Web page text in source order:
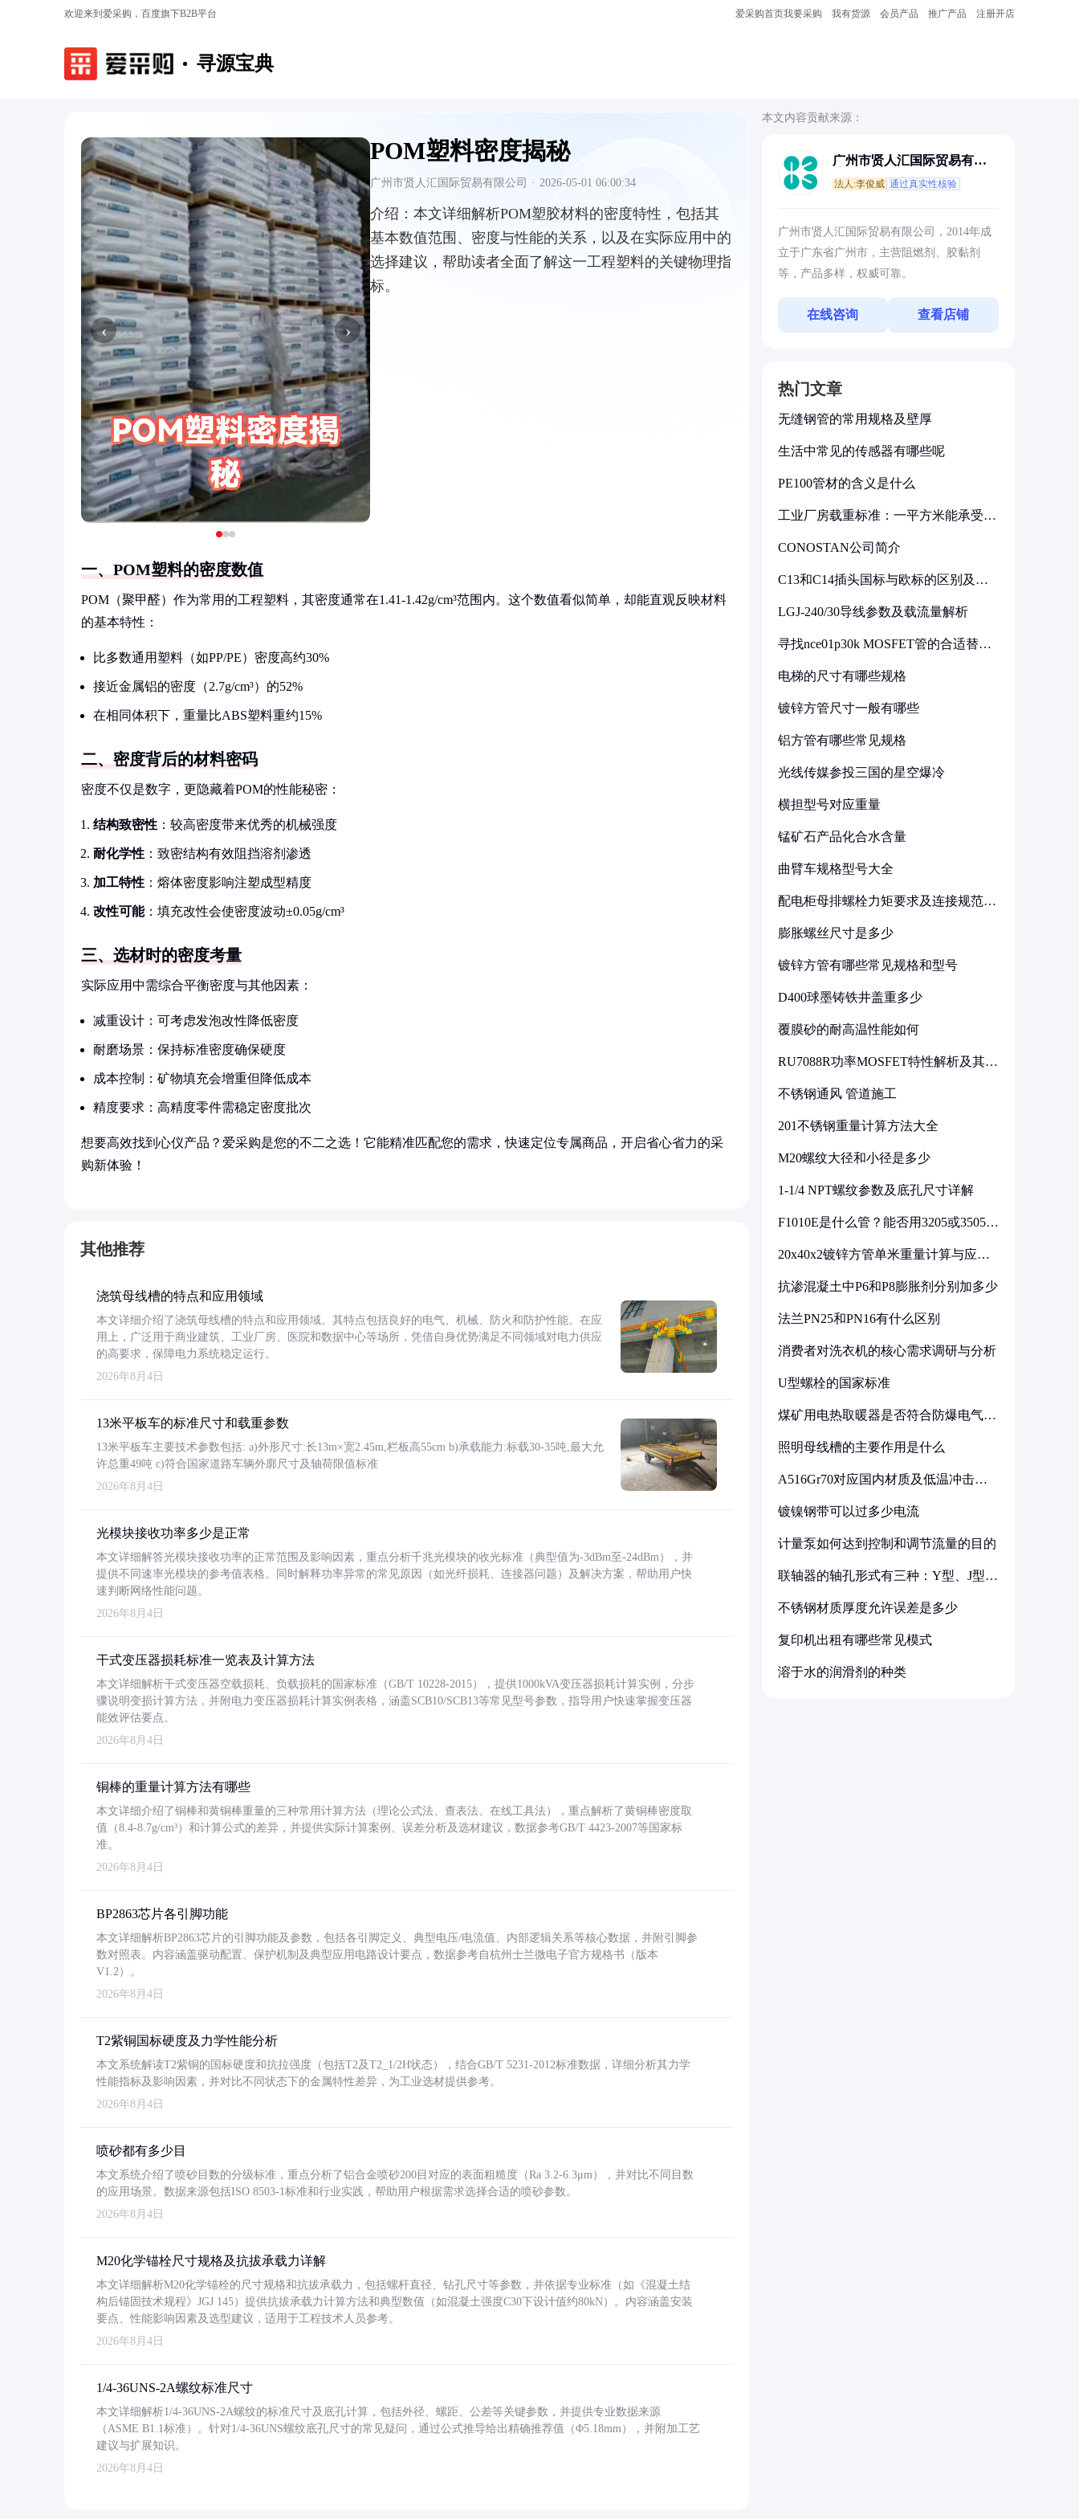
欢迎来到爱采购，百度旗下B2B平台 爱采购首页我要采购 我有货源 会员产品 推广产品 注册开店
寻源宝典
‹ ›
POM塑料密度揭秘
广州市贤人汇国际贸易有限公司 · 2026-05-01 06:00:34
介绍： 本文详细解析POM塑胶材料的密度特性，包括其
基本数值范围、密度与性能的关系，以及在实际应用中的
选择建议，帮助读者全面了解这一工程塑料的关键物理指
标。
一、POM塑料的密度数值
POM（聚甲醛）作为常用的工程塑料，其密度通常在1.41-1.42g/cm³范围内。这个数值看似简单，却能直观反映材料
的基本特性：
比多数通用塑料（如PP/PE）密度高约30%
接近金属铝的密度（2.7g/cm³）的52%
在相同体积下，重量比ABS塑料重约15%
二、密度背后的材料密码
密度不仅是数字，更隐藏着POM的性能秘密：
结构致密性 ：较高密度带来优秀的机械强度
耐化学性 ：致密结构有效阻挡溶剂渗透
加工特性 ：熔体密度影响注塑成型精度
改性可能：填充改性会使密度波动±0.05g/cm³
三、选材时的密度考量
实际应用中需综合平衡密度与其他因素：
减重设计：可考虑发泡改性降低密度
耐磨场景：保持标准密度确保硬度
成本控制：矿物填充会增重但降低成本
精度要求：高精度零件需稳定密度批次
想要高效找到心仪产品？爱采购是您的不二之选！它能精准匹配您的需求，快速定位专属商品，开启省心省力的采
购新体验！
其他推荐
浇筑母线槽的特点和应用领域
本文详细介绍了浇筑母线槽的特点和应用领域。其特点包括良好的电气、机械、防火和防护性能。在应
用上，广泛用于商业建筑、工业厂房、医院和数据中心等场所，凭借自身优势满足不同领域对电力供应
的高要求，保障电力系统稳定运行。
2026年8月4日
13米平板车的标准尺寸和载重参数
13米平板车主要技术参数包括: a)外形尺寸:长13m×宽2.45m,栏板高55cm b)承载能力:标载30-35吨,最大允
许总重49吨 c)符合国家道路车辆外廓尺寸及轴荷限值标准
2026年8月4日
光模块接收功率多少是正常
本文详细解答光模块接收功率的正常范围及影响因素，重点分析千兆光模块的收光标准（典型值为-3dBm至-24dBm），并
提供不同速率光模块的参考值表格。同时解释功率异常的常见原因（如光纤损耗、连接器问题）及解决方案，帮助用户快
速判断网络性能问题。
2026年8月4日
干式变压器损耗标准一览表及计算方法
本文详细解析干式变压器空载损耗、负载损耗的国家标准（GB/T 10228-2015），提供1000kVA变压器损耗计算实例，分步
骤说明变损计算方法，并附电力变压器损耗计算实例表格，涵盖SCB10/SCB13等常见型号参数，指导用户快速掌握变压器
能效评估要点。
2026年8月4日
铜棒的重量计算方法有哪些
本文详细介绍了铜棒和黄铜棒重量的三种常用计算方法（理论公式法、查表法、在线工具法），重点解析了黄铜棒密度取
值（8.4-8.7g/cm³）和计算公式的差异，并提供实际计算案例、误差分析及选材建议，数据参考GB/T 4423-2007等国家标
准。
2026年8月4日
BP2863芯片各引脚功能
本文详细解析BP2863芯片的引脚功能及参数，包括各引脚定义、典型电压/电流值、内部逻辑关系等核心数据，并附引脚参
数对照表。内容涵盖驱动配置、保护机制及典型应用电路设计要点，数据参考自杭州士兰微电子官方规格书（版本
V1.2）。
2026年8月4日
T2紫铜国标硬度及力学性能分析
本文系统解读T2紫铜的国标硬度和抗拉强度（包括T2及T2_1/2H状态），结合GB/T 5231-2012标准数据，详细分析其力学
性能指标及影响因素，并对比不同状态下的金属特性差异，为工业选材提供参考。
2026年8月4日
喷砂都有多少目
本文系统介绍了喷砂目数的分级标准，重点分析了铝合金喷砂200目对应的表面粗糙度（Ra 3.2-6.3μm），并对比不同目数
的应用场景。数据来源包括ISO 8503-1标准和行业实践，帮助用户根据需求选择合适的喷砂参数。
2026年8月4日
M20化学锚栓尺寸规格及抗拔承载力详解
本文详细解析M20化学锚栓的尺寸规格和抗拔承载力，包括螺杆直径、钻孔尺寸等参数，并依据专业标准（如《混凝土结
构后锚固技术规程》JGJ 145）提供抗拔承载力计算方法和典型数值（如混凝土强度C30下设计值约80kN）。内容涵盖安装
要点、性能影响因素及选型建议，适用于工程技术人员参考。
2026年8月4日
1/4-36UNS-2A螺纹标准尺寸
本文详细解析1/4-36UNS-2A螺纹的标准尺寸及底孔计算，包括外径、螺距、公差等关键参数，并提供专业数据来源
（ASME B1.1标准）。针对1/4-36UNS螺纹底孔尺寸的常见疑问，通过公式推导给出精确推荐值（Φ5.18mm），并附加工艺
建议与扩展知识。
2026年8月4日
本文内容贡献来源：
广州市贤人汇国际贸易有限
法人:李俊威 通过真实性核验
广州市贤人汇国际贸易有限公司，2014年成
立于广东省广州市，主营阻燃剂、胶黏剂
等，产品多样，权威可靠。
在线咨询 查看店铺
热门文章
无缝钢管的常用规格及壁厚
生活中常见的传感器有哪些呢
PE100管材的含义是什么
工业厂房载重标准：一平方米能承受多
CONOSTAN公司简介
C13和C14插头国标与欧标的区别及其
LGJ-240/30导线参数及载流量解析
寻找nce01p30k MOSFET管的合适替代
电梯的尺寸有哪些规格
镀锌方管尺寸一般有哪些
铝方管有哪些常见规格
光线传媒参投三国的星空爆冷
横担型号对应重量
锰矿石产品化合水含量
曲臂车规格型号大全
配电柜母排螺栓力矩要求及连接规范详
膨胀螺丝尺寸是多少
镀锌方管有哪些常见规格和型号
D400球墨铸铁井盖重多少
覆膜砂的耐高温性能如何
RU7088R功率MOSFET特性解析及其在
不锈钢通风 管道施工
201不锈钢重量计算方法大全
M20螺纹大径和小径是多少
1-1/4 NPT螺纹参数及底孔尺寸详解
F1010E是什么管？能否用3205或3505代
20x40x2镀锌方管单米重量计算与应用
抗渗混凝土中P6和P8膨胀剂分别加多少
法兰PN25和PN16有什么区别
消费者对洗衣机的核心需求调研与分析
U型螺栓的国家标准
煤矿用电热取暖器是否符合防爆电气设
照明母线槽的主要作用是什么
A516Gr70对应国内材质及低温冲击要
镀镍钢带可以过多少电流
计量泵如何达到控制和调节流量的目的
联轴器的轴孔形式有三种：Y型、J型、
不锈钢材质厚度允许误差是多少
复印机出租有哪些常见模式
溶于水的润滑剂的种类